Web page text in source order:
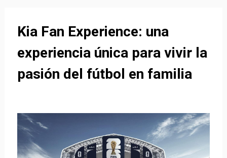
Kia Fan Experience: una
experiencia única para vivir la
pasión del fútbol en familia